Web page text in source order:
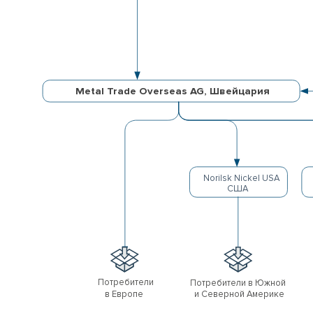
в Европе
Потребители
Metal Trade Overseas AG, Швейцария
Norilsk Nickel USA
США
и Северной Америке
Потребители в Южной